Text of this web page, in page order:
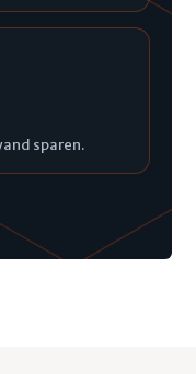
sparen.